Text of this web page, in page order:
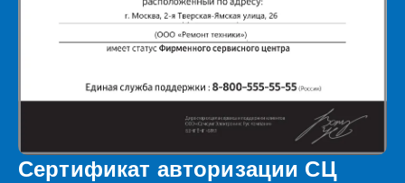
Сертификат авторизации СЦ